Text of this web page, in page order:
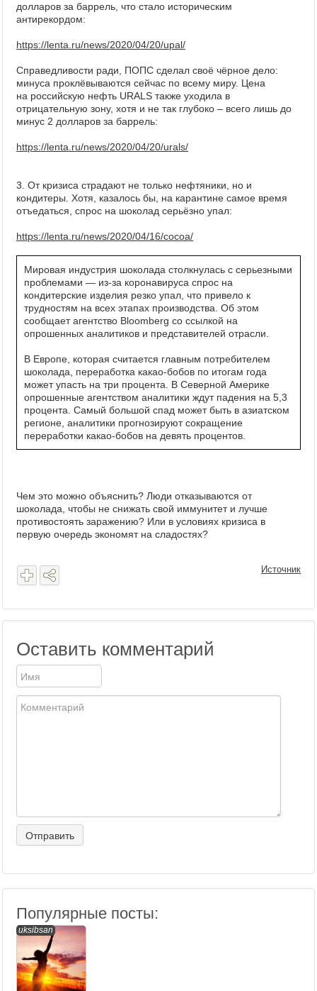
долларов за баррель, что стало историческим
антирекордом:
https://lenta.ru/news/2020/04/20/upal/
Справедливости ради, ПОПС сделал своё чёрное дело:
минуса проклёвываются сейчас по всему миру. Цена
на российскую нефть URALS также уходила в
отрицательную зону, хотя и не так глубоко – всего лишь до
минус 2 долларов за баррель:
https://lenta.ru/news/2020/04/20/urals/
3. От кризиса страдают не только нефтяники, но и
кондитеры. Хотя, казалось бы, на карантине самое время
отъедаться, спрос на шоколад серьёзно упал:
https://lenta.ru/news/2020/04/16/cocoa/
Мировая индустрия шоколада столкнулась с серьезными
проблемами — из-за коронавируса спрос на
кондитерские изделия резко упал, что привело к
трудностям на всех этапах производства. Об этом
сообщает агентство Bloomberg со ссылкой на
опрошенных аналитиков и представителей отрасли.
В Европе, которая считается главным потребителем
шоколада, переработка какао-бобов по итогам года
может упасть на три процента. В Северной Америке
опрошенные агентством аналитики ждут падения на 5,3
процента. Самый большой спад может быть в азиатском
регионе, аналитики прогнозируют сокращение
переработки какао-бобов на девять процентов.
Чем это можно объяснить? Люди отказываются от
шоколада, чтобы не снижать свой иммунитет и лучше
противостоять заражению? Или в условиях кризиса в
первую очередь экономят на сладостях?
Источник
Оставить комментарий
Популярные посты:
uksibsan